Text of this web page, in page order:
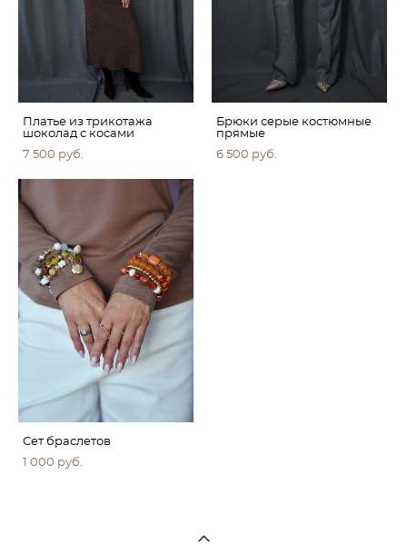
Платье из трикотажа
шоколад с косами
7 500 pуб.
Брюки серые костюмные
прямые
6 500 pуб.
Сет браслетов
1 000 pуб.